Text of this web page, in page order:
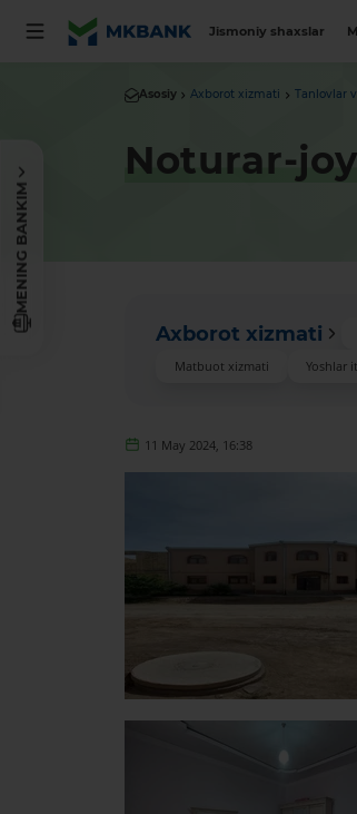
Jismoniy shaxslar
MENING BANKIM
Asosiy Axborot xizmati Tanlovlar
Noturar-
Axborot xizmati
Matbuot xizmati
Yoshlar
11 May 2024, 16:38